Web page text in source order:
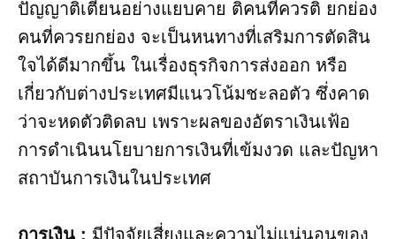
ปัญญาติเตียนอย่างแยบคาย ติคนที่ควรติ ยกย่อง
คนที่ควรยกย่อง จะเป็นหนทางที่เสริมการตัดสิน
ใจได้ดีมากขึ้น ในเรื่องธุรกิจการส่งออก หรือ
เกี่ยวกับต่างประเทศมีแนวโน้มชะลอตัว ซึ่งคาด
ว่าจะหดตัวติดลบ เพราะผลของอัตราเงินเฟ้อ
การดำเนินนโยบายการเงินที่เข้มงวด และปัญหา
สถาบันการเงินในประเทศ
การเงิน : มีปัจจัยเสี่ยงและความไม่แน่นอนของ